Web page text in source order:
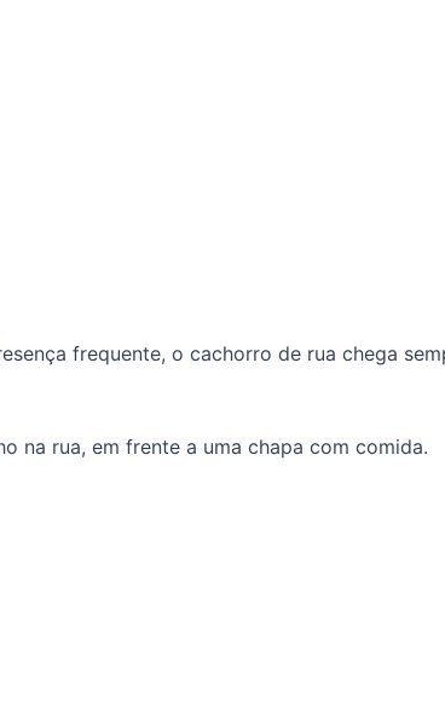
frequente, o cachorro de rua chega
na rua, em frente a uma chapa com comida.